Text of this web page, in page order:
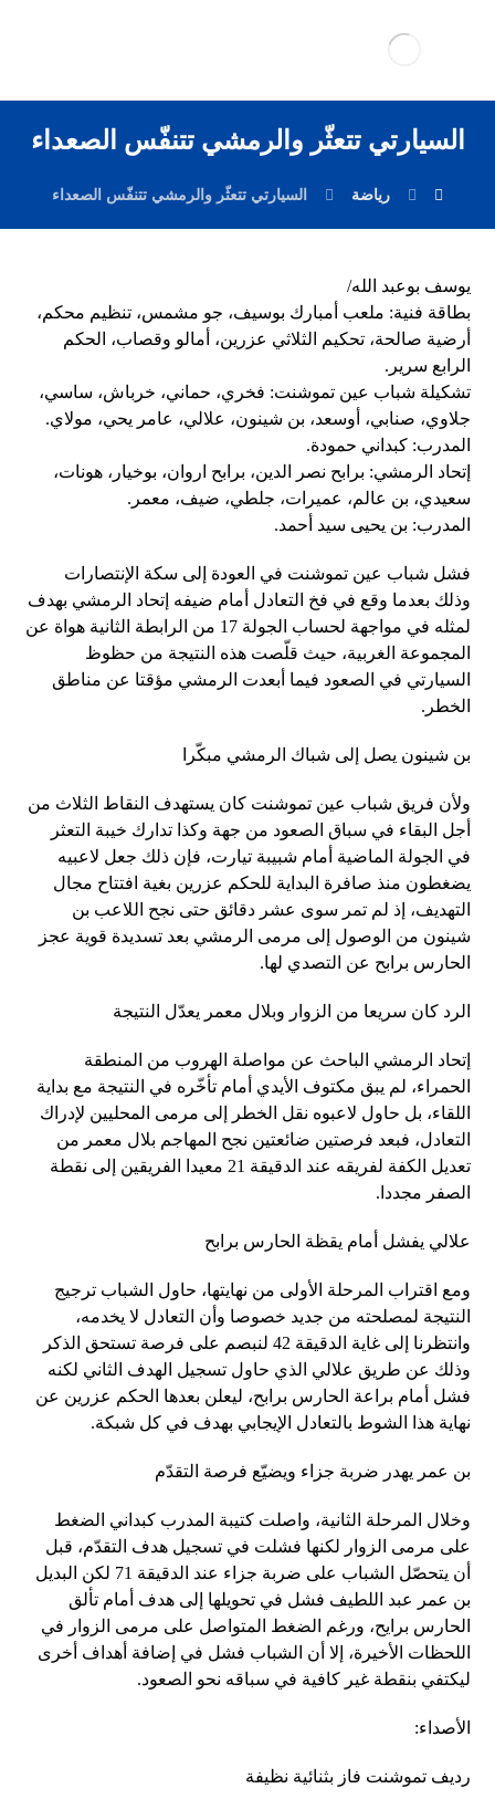
السيارتي تتعثّر والرمشي تتنفّس الصعداء
رياضة السيارتي تتعثّر والرمشي تتنفّس الصعداء
يوسف بوعبد الله/
بطاقة فنية: ملعب أمبارك بوسيف، جو مشمس، تنظيم محكم،
أرضية صالحة، تحكيم الثلاثي عزرين، أمالو وقصاب، الحكم
الرابع سرير.
تشكيلة شباب عين تموشنت: فخري، حماني، خرباش، ساسي،
جلاوي، صنابي، أوسعد، بن شينون، علالي، عامر يحي، مولاي.
المدرب: كبداني حمودة.
إتحاد الرمشي: برابح نصر الدين، برابح اروان، بوخيار، هونات،
سعيدي، بن عالم، عميرات، جلطي، ضيف، معمر.
المدرب: بن يحيى سيد أحمد.
فشل شباب عين تموشنت في العودة إلى سكة الإنتصارات
وذلك بعدما وقع في فخ التعادل أمام ضيفه إتحاد الرمشي بهدف
لمثله في مواجهة لحساب الجولة 17 من الرابطة الثانية هواة عن
المجموعة الغربية، حيث قلّصت هذه النتيجة من حظوظ
السيارتي في الصعود فيما أبعدت الرمشي مؤقتا عن مناطق
الخطر.
بن شينون يصل إلى شباك الرمشي مبكّرا
ولأن فريق شباب عين تموشنت كان يستهدف النقاط الثلاث من
أجل البقاء في سباق الصعود من جهة وكذا تدارك خيبة التعثر
في الجولة الماضية أمام شبيبة تيارت، فإن ذلك جعل لاعبيه
يضغطون منذ صافرة البداية للحكم عزرين بغية افتتاح مجال
التهديف، إذ لم تمر سوى عشر دقائق حتى نجح اللاعب بن
شينون من الوصول إلى مرمى الرمشي بعد تسديدة قوية عجز
الحارس برابح عن التصدي لها.
الرد كان سريعا من الزوار وبلال معمر يعدّل النتيجة
إتحاد الرمشي الباحث عن مواصلة الهروب من المنطقة
الحمراء، لم يبق مكتوف الأيدي أمام تأخّره في النتيجة مع بداية
اللقاء، بل حاول لاعبوه نقل الخطر إلى مرمى المحليين لإدراك
التعادل، فبعد فرصتين ضائعتين نجح المهاجم بلال معمر من
تعديل الكفة لفريقه عند الدقيقة 21 معيدا الفريقين إلى نقطة
الصفر مجددا.
علالي يفشل أمام يقظة الحارس برابح
ومع اقتراب المرحلة الأولى من نهايتها، حاول الشباب ترجيج
النتيجة لمصلحته من جديد خصوصا وأن التعادل لا يخدمه،
وانتظرنا إلى غاية الدقيقة 42 لنبصم على فرصة تستحق الذكر
وذلك عن طريق علالي الذي حاول تسجيل الهدف الثاني لكنه
فشل أمام براعة الحارس برابح، ليعلن بعدها الحكم عزرين عن
نهاية هذا الشوط بالتعادل الإيجابي بهدف في كل شبكة.
بن عمر يهدر ضربة جزاء ويضيّع فرصة التقدّم
وخلال المرحلة الثانية، واصلت كتيبة المدرب كبداني الضغط
على مرمى الزوار لكنها فشلت في تسجيل هدف التقدّم، قبل
أن يتحصّل الشباب على ضربة جزاء عند الدقيقة 71 لكن البديل
بن عمر عبد اللطيف فشل في تحويلها إلى هدف أمام تألق
الحارس برايح، ورغم الضغط المتواصل على مرمى الزوار في
اللحظات الأخيرة، إلا أن الشباب فشل في إضافة أهداف أخرى
ليكتفي بنقطة غير كافية في سباقه نحو الصعود.
الأصداء:
رديف تموشنت فاز بثنائية نظيفة